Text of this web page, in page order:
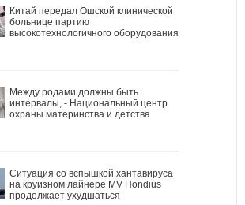
Китай передал Ошской клинической
больнице партию
высокотехнологичного оборудования
Между родами должны быть
интервалы, - Национальный центр
охраны материнства и детства
Ситуация со вспышкой хантавируса
на круизном лайнере MV Hondius
продолжает ухудшаться